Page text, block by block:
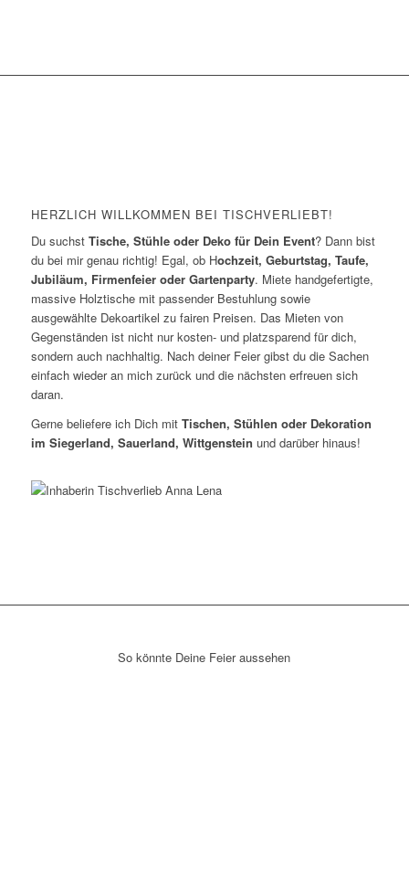
HERZLICH WILLKOMMEN BEI TISCHVERLIEBT!
Du suchst Tische, Stühle oder Deko für Dein Event? Dann bist
du bei mir genau richtig! Egal, ob Hochzeit, Geburtstag, Taufe,
Jubiläum, Firmenfeier oder Gartenparty. Miete handgefertigte,
massive Holztische mit passender Bestuhlung sowie
ausgewählte Dekoartikel zu fairen Preisen. Das Mieten von
Gegenständen ist nicht nur kosten- und platzsparend für dich,
sondern auch nachhaltig. Nach deiner Feier gibst du die Sachen
einfach wieder an mich zurück und die nächsten erfreuen sich
daran.
Gerne beliefere ich Dich mit Tischen, Stühlen oder Dekoration
im Siegerland, Sauerland, Wittgenstein und darüber hinaus!
So könnte Deine Feier aussehen